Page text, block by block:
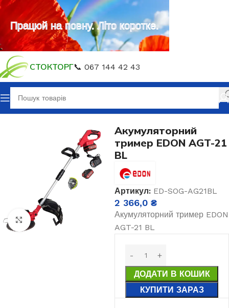
СТОКТОРГ📞 067 144 42 43
Головна Акумуляторний інструмент
Клацніть, щоб збільшити
Акумуляторний
тример EDON AGT-21
BL
Артикул: ED-SOG-AG21BL
2 366,0 ₴
Акумуляторний тример EDON
AGT-21 BL
ДОДАТИ В КОШИК
КУПИТИ ЗАРАЗ
Працюй на повну. Літо коротке.